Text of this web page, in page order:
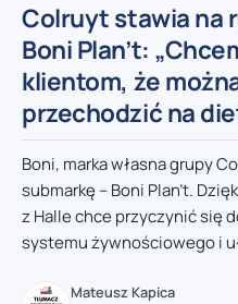
Colruyt stawia na
Boni Plan’t:
klientom, że
przechodzić na
Boni, marka własna grupy
submarkę – Boni Plan’t.
z Halle chce przyczynić się
systemu żywnościowego i
Mateusz Kapica